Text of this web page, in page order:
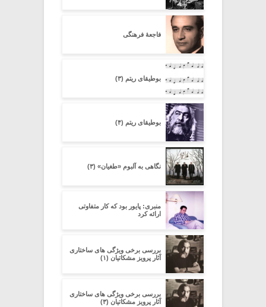
فاجعۀ فرهنگی
بوطیقای ریتم (۳)
بوطیقای ریتم (۴)
نگاهی به آلبوم «طغیان» (۳)
منبری: پایور بود که کار متفاوتی
ارائه کرد
بررسی برخی ویژگی های ساختاری
آثار پرویز مشکاتیان (۱)
بررسی برخی ویژگی های ساختاری
آثار پرویز مشکاتیان (۳)